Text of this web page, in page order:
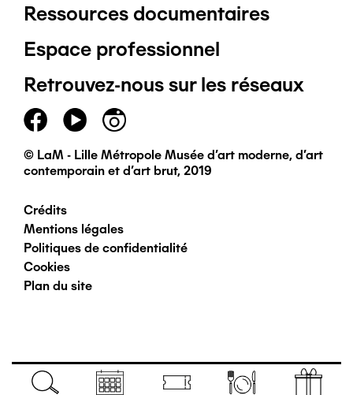
Navigation
Pied
de
page
principal
Ressources documentaires
Espace professionnel
Retrouvez-nous sur les réseaux
© LaM - Lille Métropole Musée d'art moderne, d'art
contemporain et d'art brut, 2019
Pied
de
page
Crédits
Mentions légales
Politiques de confidentialité
Cookies
Plan du site